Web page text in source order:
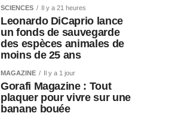
SCIENCES Il y a 21 heures
Leonardo DiCaprio lance
un fonds de sauvegarde
des espèces animales de
moins de 25 ans
MAGAZINE Il y a 1 jour
Gorafi Magazine : Tout
plaquer pour vivre sur une
banane bouée